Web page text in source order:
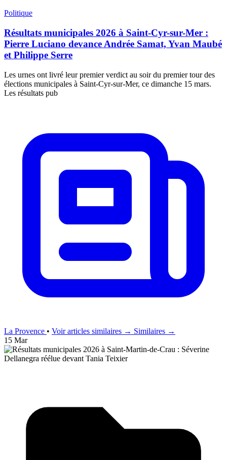
Politique
Résultats municipales 2026 à Saint-Cyr-sur-Mer :
Pierre Luciano devance Andrée Samat, Yvan Maubé
et Philippe Serre
Les urnes ont livré leur premier verdict au soir du premier tour des
élections municipales à Saint-Cyr-sur-Mer, ce dimanche 15 mars.
Les résultats pub
La Provence • Voir articles similaires → Similaires →
15 Mar